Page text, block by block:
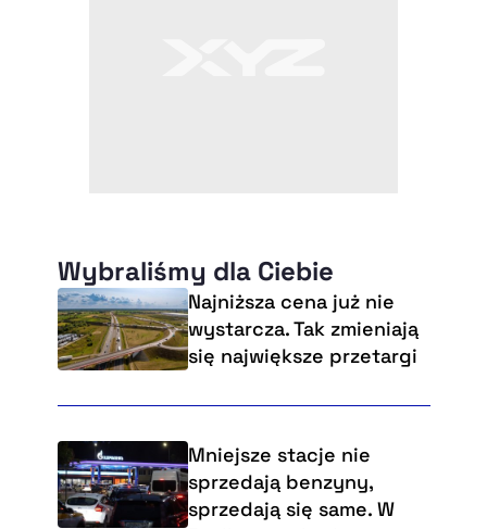
Wybraliśmy dla Ciebie
Najniższa cena już nie
wystarcza. Tak zmieniają
się największe przetargi
Mniejsze stacje nie
sprzedają benzyny,
sprzedają się same. W